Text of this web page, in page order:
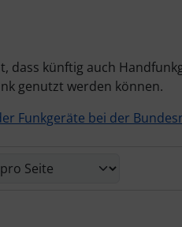
dass künftig auch
genutzt werden können.
Funkgeräte bei der